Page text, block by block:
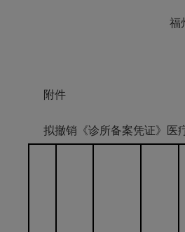
福州
附件
拟撤销《诊所备案凭证》医